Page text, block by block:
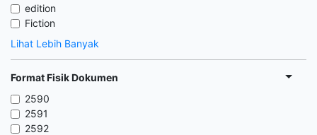
edition
Fiction
Lihat Lebih Banyak
Format Fisik Dokumen
2590
2591
2592